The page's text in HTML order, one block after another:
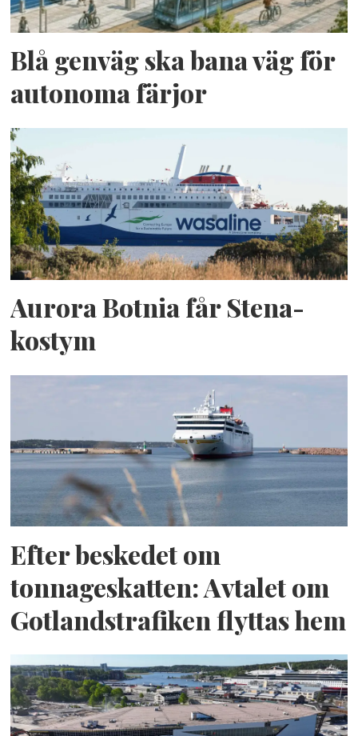
Blå genväg ska bana väg för
autonoma färjor
Aurora Botnia får Stena-
kostym
Efter beskedet om
tonnageskatten: Avtalet om
Gotlandstrafiken flyttas hem